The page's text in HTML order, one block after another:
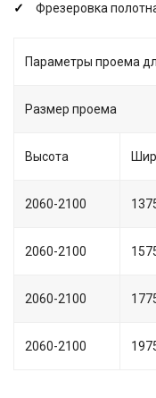
Фрезеровка
Параметры проема
Размер проема
Высота
2060-2100
2060-2100
2060-2100
2060-2100